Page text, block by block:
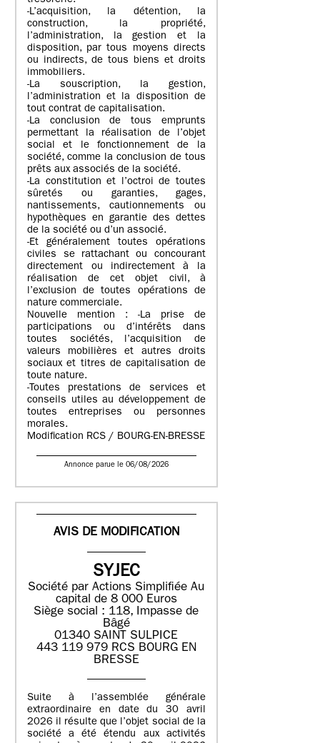
-L’acquisition, la détention, la
construction, la propriété,
l’administration, la gestion et la
disposition, par tous moyens directs
ou indirects, de tous biens et droits
immobiliers.
-La souscription, la gestion,
l’administration et la disposition de
tout contrat de capitalisation.
-La conclusion de tous emprunts
permettant la réalisation de l’objet
social et le fonctionnement de la
société, comme la conclusion de tous
prêts aux associés de la société.
-La constitution et l’octroi de toutes
sûretés ou garanties, gages,
nantissements, cautionnements ou
hypothèques en garantie des dettes
de la société ou d’un associé.
-Et généralement toutes opérations
civiles se rattachant ou concourant
directement ou indirectement à la
réalisation de cet objet civil, à
l’exclusion de toutes opérations de
nature commerciale.
Nouvelle mention : -La prise de
participations ou d’intérêts dans
toutes sociétés, l’acquisition de
valeurs mobilières et autres droits
sociaux et titres de capitalisation de
toute nature.
-Toutes prestations de services et
conseils utiles au développement de
toutes entreprises ou personnes
morales.
Modification RCS / BOURG-EN-BRESSE
Annonce parue le 06/08/2026
AVIS DE MODIFICATION
SYJEC
Société par Actions SimplifiéeAu
capital de 8 000 Euros
Siège social : 118, Impasse de
Bâgé
01340 SAINT SULPICE
443 119 979 RCS BOURG EN
BRESSE
Suite à l’assemblée générale
extraordinaire en date du 30 avril
2026 il résulte que l’objet social de la
société a été étendu aux activités